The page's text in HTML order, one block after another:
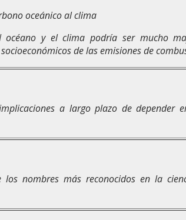
oceánico al clima
y el clima podría ser mucho
de las emisiones de
a largo plazo de depender
nombres más reconocidos en la